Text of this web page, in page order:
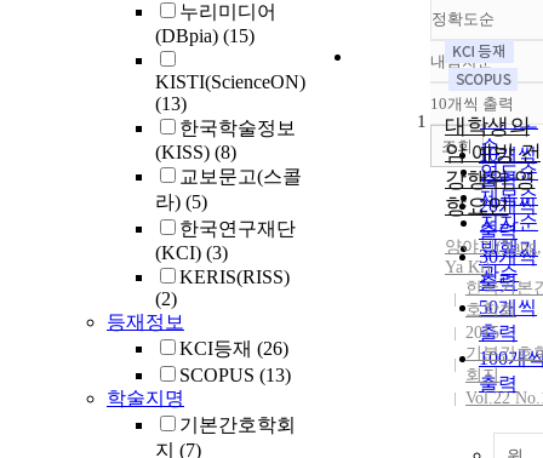
누리미디어
(DBpia) (15)
KISTI(ScienceON)
(13)
한국학술정보
(KISS) (8)
교보문고(스콜
라) (5)
한국연구재단
(KCI) (3)
KERIS(RISS)
(2)
등재정보
KCI등재 (26)
SCOPUS (13)
학술지명
기본간호학회
지 (7)
정확도순
정확도
순
인기도
순
연도순
제목순
저자순
발행기
관순
내림차순
내림차
10개씩 출력
10개씩
출력
20개씩
출력
30개씩
출력
50개씩
출력
100개
출력
조회
1
대학생의
암 예방 건
강행위 영
향요인
양야기(Yang,
Ya Ki)
한국기본
호학회
2015
기본간호
회지
Vol.22